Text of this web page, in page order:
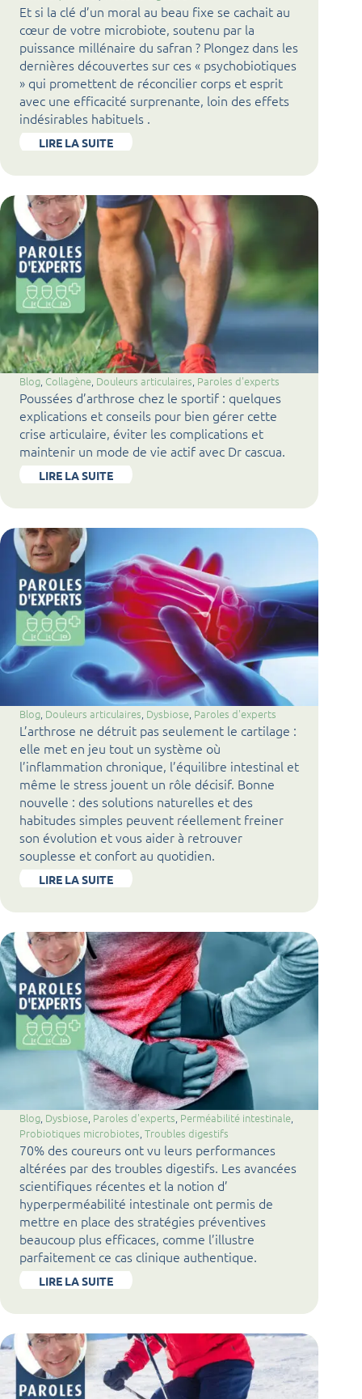
Et si la clé d’un moral au beau fixe se cachait au
cœur de votre microbiote, soutenu par la
puissance millénaire du safran ? Plongez dans les
dernières découvertes sur ces « psychobiotiques
» qui promettent de réconcilier corps et esprit
avec une efficacité surprenante, loin des effets
indésirables habituels .
LIRE LA SUITE
Blog, Collagène, Douleurs articulaires, Paroles d'experts
Poussées d’arthrose chez le sportif : quelques
explications et conseils pour bien gérer cette
crise articulaire, éviter les complications et
maintenir un mode de vie actif avec Dr cascua.
LIRE LA SUITE
Blog, Douleurs articulaires, Dysbiose, Paroles d'experts
L’arthrose ne détruit pas seulement le cartilage :
elle met en jeu tout un système où
l’inflammation chronique, l’équilibre intestinal et
même le stress jouent un rôle décisif. Bonne
nouvelle : des solutions naturelles et des
habitudes simples peuvent réellement freiner
son évolution et vous aider à retrouver
souplesse et confort au quotidien.
LIRE LA SUITE
Blog, Dysbiose, Paroles d'experts, Perméabilité intestinale
Probiotiques microbiotes, Troubles digestifs
70% des coureurs ont vu leurs performances
altérées par des troubles digestifs. Les avancées
scientifiques récentes et la notion d’
hyperperméabilité intestinale ont permis de
mettre en place des stratégies préventives
beaucoup plus efficaces, comme l’illustre
parfaitement ce cas clinique authentique.
LIRE LA SUITE